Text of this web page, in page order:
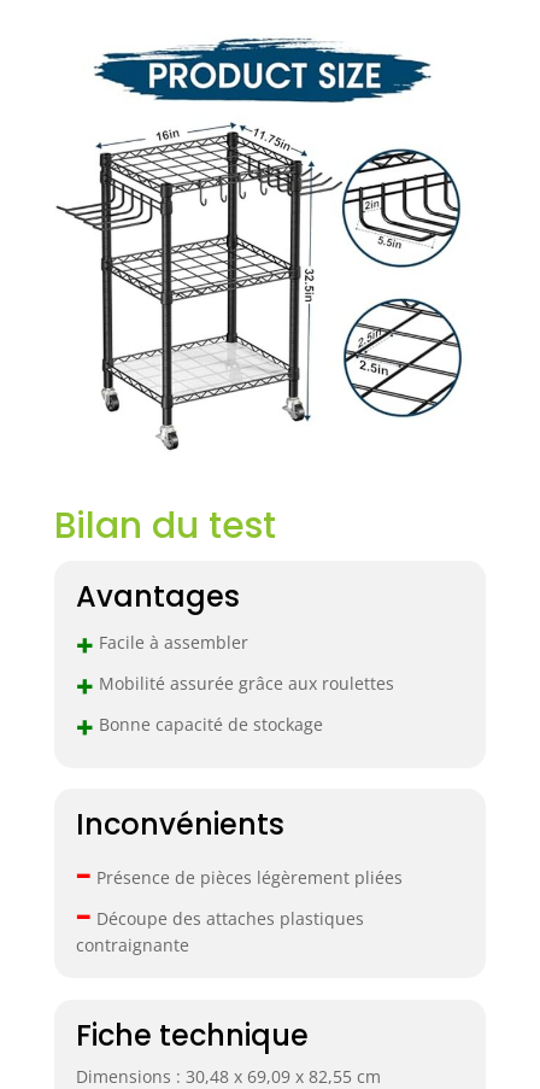
vous en avez
besoin, tels que
cour, garage,
jardin, pelouse,
etc. Deux roues
ont une fonction
de verrouillage,
couplé avec le
dispositif anti-
basculement pour
améliorer la
stabilité de
l'organisateur
d'outils de cour
lors de
rangement
profondeur herbe
multifonctionnel】
rangement pour
35 trous (6,3 x 6,3
manche, tels que
fourches, des
Bilan du test
Avantages
+ Facile à assembler
+ Mobilité assurée grâce aux roulettes
+ Bonne capacité de stockage
Inconvénients
– Présence de pièces légèrement pliées
– Découpe des attaches plastiques
contraignante
Fiche technique
Dimensions : 30,48 x 69,09 x 82,55 cm